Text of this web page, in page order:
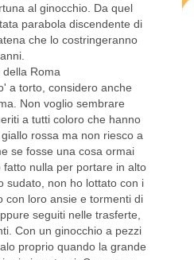
al ginocchio. Da quel
parabola discendente di
che lo costringeranno
della Roma
a torto, considero anche
Non voglio sembrare
a tutti coloro che hanno
rossa ma non riesco a
se fosse una cosa ormai
nulla per portare in alto
sudato, non ho lottato con i
con loro ansie e tormenti di
seguiti nelle trasferte,
Con un ginocchio a pezzi
proprio quando la grande